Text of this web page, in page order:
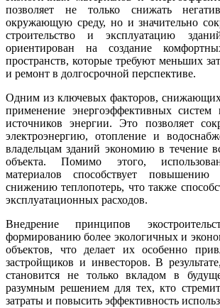
позволяет не только снижать
окружающую среду, но и значительно
строительство и эксплуатацию
ориентирован на создание
пространств, которые требуют меньших
и ремонт в долгосрочной перспективе.
Одним из ключевых факторов, снижающих расходы, является
применение энергоэффективных систем
источников энергии. Это позволяет
электроэнергию, отопление и
владельцам зданий экономию в течение
объекта. Помимо этого,
материалов способствует повышению
снижению теплопотерь, что также
эксплуатационных расходов.
Внедрение принципов
формированию более экологичных и
объектов, что делает их особенно
застройщиков и инвесторов. В
становится не только вкладом в
разумным решением для тех, кто
затраты и повысить эффективность